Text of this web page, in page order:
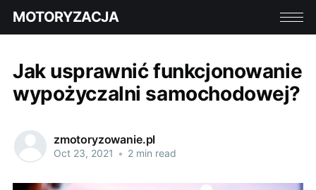
MOTORYZACJA
Jak usprawnić funkcjonowanie
wypożyczalni samochodowej?
zmotoryzowanie.pl
Oct 23, 2021 • 2 min read